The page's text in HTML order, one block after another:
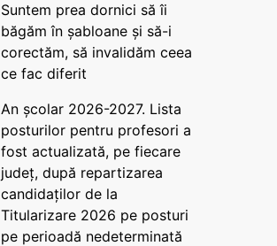
Suntem prea dornici să îi
băgăm în șabloane și să-i
corectăm, să invalidăm ceea
ce fac diferit
An școlar 2026-2027. Lista
posturilor pentru profesori a
fost actualizată, pe fiecare
județ, după repartizarea
candidaților de la
Titularizare 2026 pe posturi
pe perioadă nedeterminată